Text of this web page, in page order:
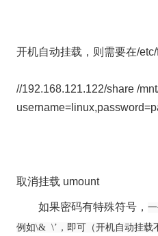
开机自动挂载，则需要在/
//192.168.121.122/share /
username= linux
取消挂载 umount
如果密码有特殊符号，
例如\& \’，即可（开机自动挂载